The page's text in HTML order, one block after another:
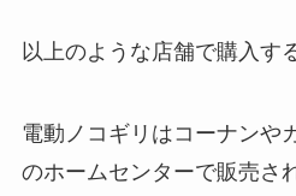
以上のような店舗で購入す
電動ノコギリはコーナンや
のホームセンターで販売さ